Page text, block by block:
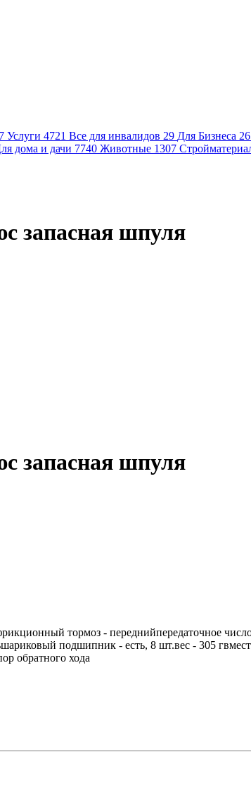
Услуги 4721 Все для инвалидов 29 Для Бизнеса
дома и дачи 7740 Животные 1307
запасная шпуля
запасная шпуля
тормоз - переднийпередаточное
подшипник - есть, 8 шт.вес - 305
обратного хода